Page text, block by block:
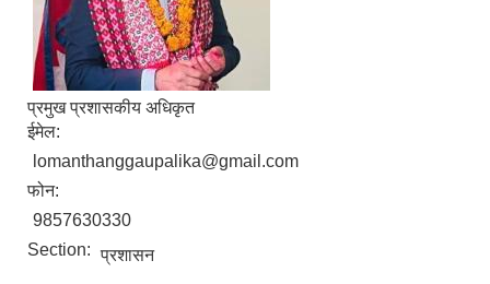
पूर्व जनप्रतिनिधि
प्रमुख प्रशासकीय अधिकृत
ईमेल:
lomanthanggaupalika@gmail.com
फोन:
9857630330
Section: प्रशासन